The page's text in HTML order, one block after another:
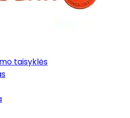
taisyklės